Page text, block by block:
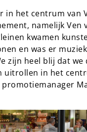
in het centrum van
namelijk Ven
kwamen
en was er
zijn heel blij dat
uitrollen in het
promotiemanager